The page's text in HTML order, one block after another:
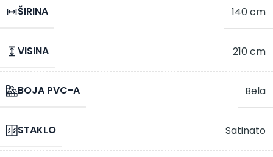
ŠIRINA 140 cm
VISINA 210 cm
BOJA PVC-A Bela
STAKLO Satinato